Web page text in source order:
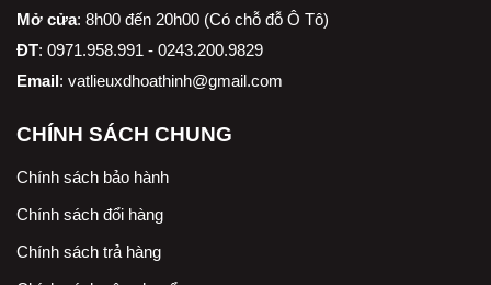
Mở cửa: 8h00 đến 20h00 (Có chỗ đỗ Ô Tô)
ĐT: 0971.958.991 - 0243.200.9829
Email: vatlieuxdhoathinh@gmail.com
CHÍNH SÁCH CHUNG
Chính sách bảo hành
Chính sách đổi hàng
Chính sách trả hàng